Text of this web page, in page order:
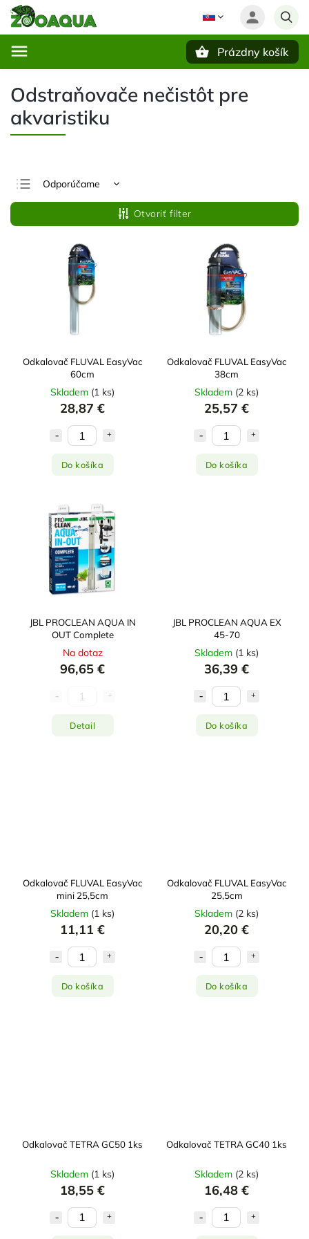
Prázdny košík
Odstraňovače nečistôt pre
akvaristiku
Odporúčame
Najlacnejšie
Najdrahšie
Najpredávanejšie
Abecedne
Otvoriť filter
Odkalovač FLUVAL EasyVac
60cm
Skladem (1 ks)
28,87 €
Do košíka
Odkalovač FLUVAL EasyVac
38cm
Skladem (2 ks)
25,57 €
Do košíka
JBL PROCLEAN AQUA IN
OUT Complete
Na dotaz
96,65 €
Detail
JBL PROCLEAN AQUA EX
45-70
Skladem (1 ks)
36,39 €
Do košíka
Odkalovač FLUVAL EasyVac
mini 25,5cm
Skladem (1 ks)
11,11 €
Do košíka
Odkalovač FLUVAL EasyVac
25,5cm
Skladem (2 ks)
20,20 €
Do košíka
Odkalovač TETRA GC50 1ks
Skladem (1 ks)
18,55 €
Odkalovač TETRA GC40 1ks
Skladem (2 ks)
16,48 €